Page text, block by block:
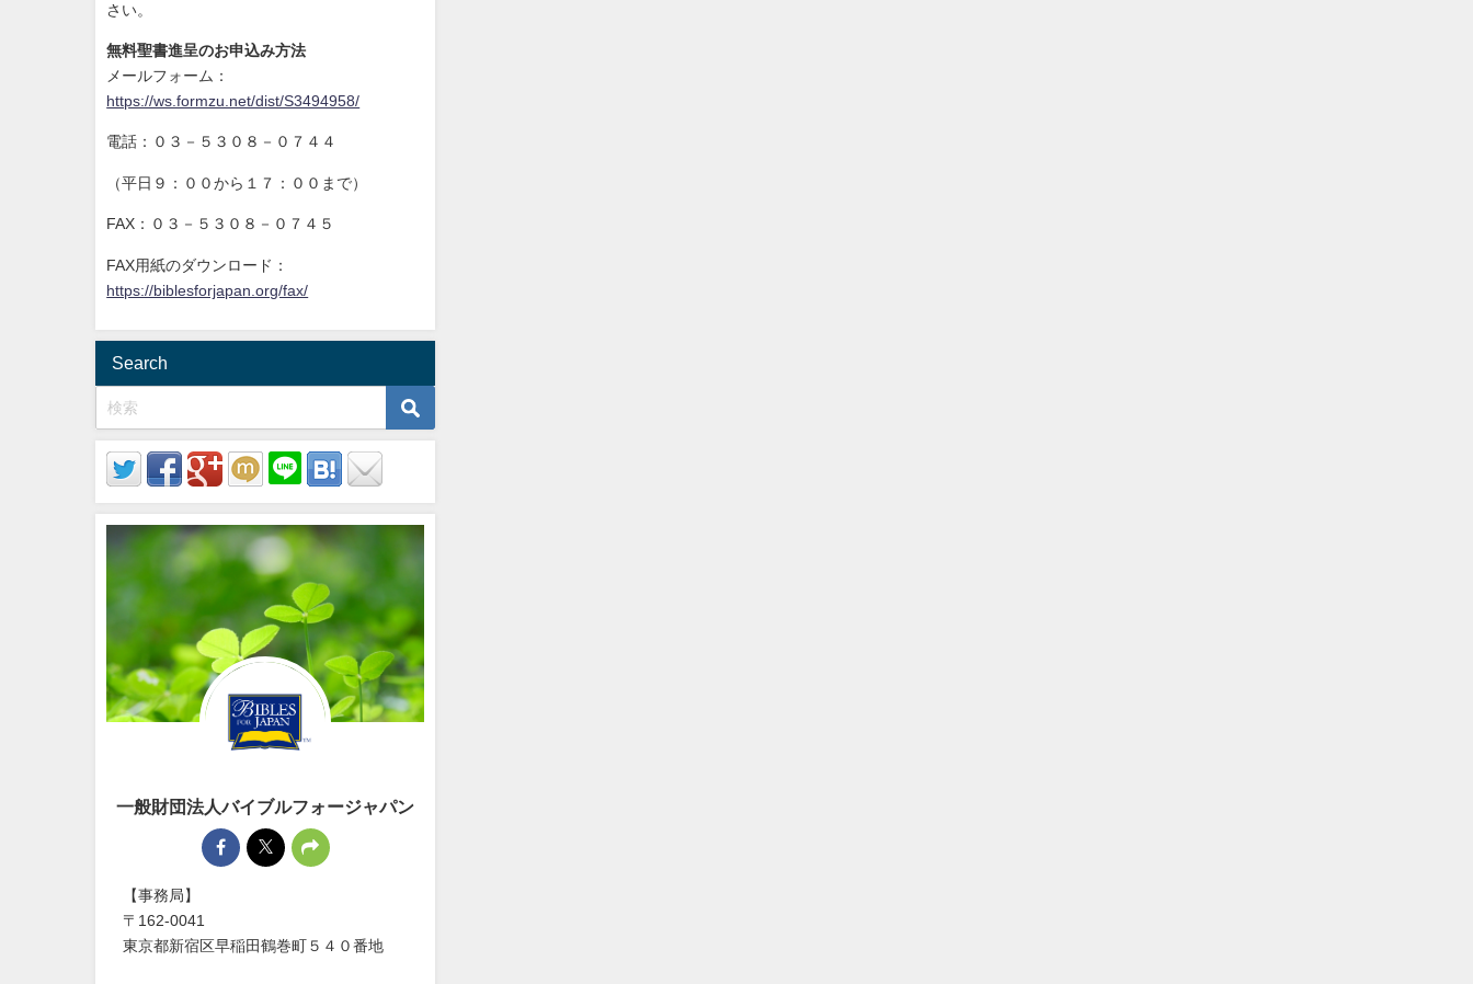
さい。
無料聖書進呈のお申込み方法
メールフォーム：
https://ws.formzu.net/dist/S3494958/
電話：０３－５３０８－０７４４
（平日９：００から１７：００まで）
FAX：０３－５３０８－０７４５
FAX用紙のダウンロード：
https://biblesforjapan.org/fax/
Search
一般財団法人バイブルフォージャパン
【事務局】
〒162-0041
東京都新宿区早稲田鶴巻町５４０番地